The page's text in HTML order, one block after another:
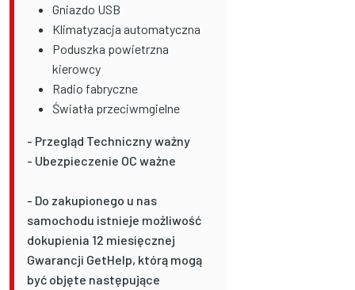
Gniazdo USB
Klimatyzacja automatyczna
Poduszka powietrzna
kierowcy
Radio fabryczne
Światła przeciwmgielne
- Przegląd Techniczny ważny
- Ubezpieczenie OC ważne
- Do zakupionego u nas
samochodu istnieje możliwość
dokupienia 12 miesięcznej
Gwarancji GetHelp, którą mogą
być objęte następujące